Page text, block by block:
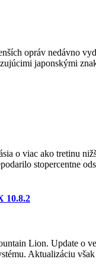
opráv nedávno
japonskými
o viac ako tretinu
stopercentne
10.8.2
Lion. Update
Aktualizáciu